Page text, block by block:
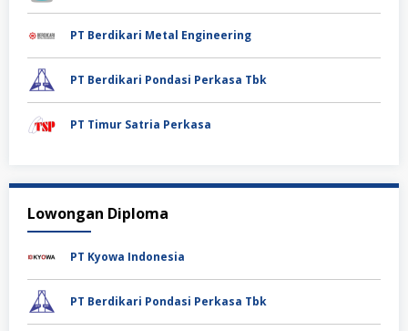
PT Berdikari Metal Engineering
PT Berdikari Pondasi Perkasa Tbk
PT Timur Satria Perkasa
Lowongan Diploma
PT Kyowa Indonesia
PT Berdikari Pondasi Perkasa Tbk